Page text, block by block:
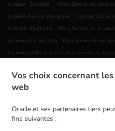
Vos choix concernant
web
Oracle et ses partenaires tiers
fins suivantes :
livraison Gosselies
. Pizza Service de
livraison Fleurus Wangenies . Pizza Service de
Châtelet Bouffioulx . Pizza Service de
livraison Châtelet Gilly . Pizza Service de
livraison Châtelet Acoz . Pizza Service de
Pizza Service de livraison Montigny-le-
Montigny-le-Tilleul Mont-sur-Marchienne
livraison Châtelineau . Pizza Service de